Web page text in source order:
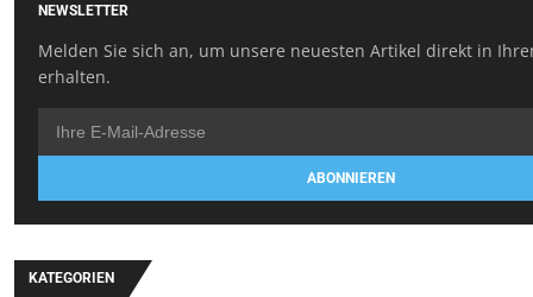
NEWSLETTER
Melden Sie sich an, um unsere neuesten Artikel direkt in
erhalten.
ABONNIEREN
KATEGORIEN